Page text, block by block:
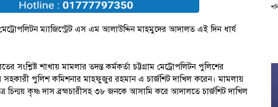
ম্যাজিস্ট্রেট এস এম আলাউদ্দিন মাহমুদের আদালত এই দিন ধার্য
সংশ্লিষ্ট শাখায় মামলার তদন্ত কর্মকর্তা চট্টগ্রাম মেট্রোপলিটন পুলিশের
পুলিশ কমিশনার মাহফুজুর রহমান এ চার্জশিট দাখিল করেন। মামলায়
চিন্ময় কৃষ্ণ দাস ব্রহ্মচারীসহ ৩৮ জনকে আসামি করে আদালতে চার্জশিট দাখিল